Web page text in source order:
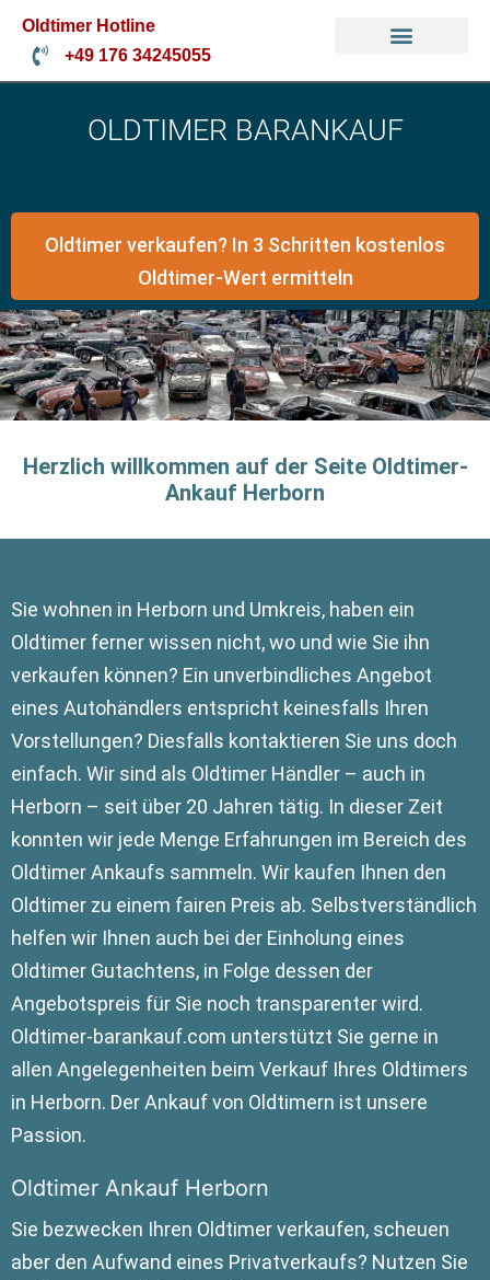
Oldtimer Hotline
+49 176 34245055
OLDTIMER BARANKAUF
Oldtimer verkaufen? In 3 Schritten kostenlos
Oldtimer-Wert ermitteln
Herzlich willkommen auf der Seite Oldtimer-
Ankauf Herborn
Sie wohnen in Herborn und Umkreis, haben ein
Oldtimer ferner wissen nicht, wo und wie Sie ihn
verkaufen können? Ein unverbindliches Angebot
eines Autohändlers entspricht keinesfalls Ihren
Vorstellungen? Diesfalls kontaktieren Sie uns doch
einfach. Wir sind als Oldtimer Händler – auch in
Herborn – seit über 20 Jahren tätig. In dieser Zeit
konnten wir jede Menge Erfahrungen im Bereich des
Oldtimer Ankaufs sammeln. Wir kaufen Ihnen den
Oldtimer zu einem fairen Preis ab. Selbstverständlich
helfen wir Ihnen auch bei der Einholung eines
Oldtimer Gutachtens, in Folge dessen der
Angebotspreis für Sie noch transparenter wird.
Oldtimer-barankauf.com unterstützt Sie gerne in
allen Angelegenheiten beim Verkauf Ihres Oldtimers
in Herborn. Der Ankauf von Oldtimern ist unsere
Passion.
Oldtimer Ankauf Herborn
Sie bezwecken Ihren Oldtimer verkaufen, scheuen
aber den Aufwand eines Privatverkaufs? Nutzen Sie